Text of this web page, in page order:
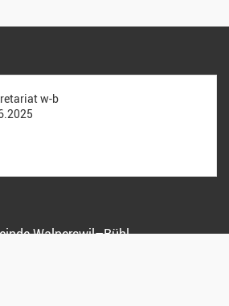
Walperswil–Bühl
w-b